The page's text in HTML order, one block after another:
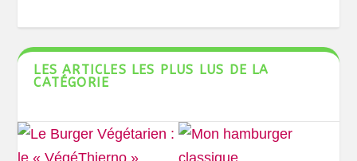
LES ARTICLES LES PLUS LUS DE LA
CATÉGORIE